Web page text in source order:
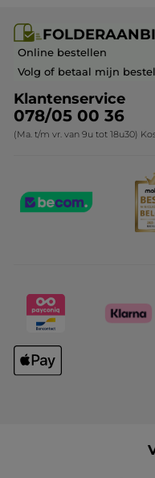
Kerstcollectie
Veelgestelde vragen
Contact opnemen
Franchisenemer of
Online bestellen
Volg of betaal mijn
Klantenservice
078/05 00 36
(Ma. t/m vr. van 9u tot 18u30)